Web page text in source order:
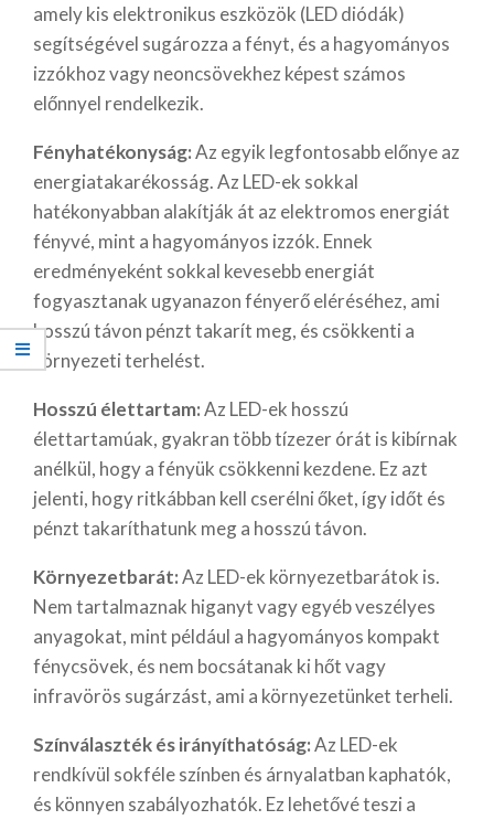
amely kis elektronikus eszközök (LED diódák)
segítségével sugározza a fényt, és a hagyományos
izzókhoz vagy neoncsövekhez képest számos
előnnyel rendelkezik.
Fényhatékonyság:Az egyik legfontosabb előnye az
energiatakarékosság. Az LED-ek sokkal
hatékonyabban alakítják át az elektromos energiát
fényvé, mint a hagyományos izzók. Ennek
eredményeként sokkal kevesebb energiát
fogyasztanak ugyanazon fényerő eléréséhez, ami
hosszú távon pénzt takarít meg, és csökkenti a
környezeti terhelést.
Hosszú élettartam:Az LED-ek hosszú
élettartamúak, gyakran több tízezer órát is kibírnak
anélkül, hogy a fényük csökkenni kezdene. Ez azt
jelenti, hogy ritkábban kell cserélni őket, így időt és
pénzt takaríthatunk meg a hosszú távon.
Környezetbarát:Az LED-ek környezetbarátok is.
Nem tartalmaznak higanyt vagy egyéb veszélyes
anyagokat, mint például a hagyományos kompakt
fénycsövek, és nem bocsátanak ki hőt vagy
infravörös sugárzást, ami a környezetünket terheli.
Színválaszték és irányíthatóság:Az LED-ek
rendkívül sokféle színben és árnyalatban kaphatók,
és könnyen szabályozhatók. Ez lehetővé teszi a